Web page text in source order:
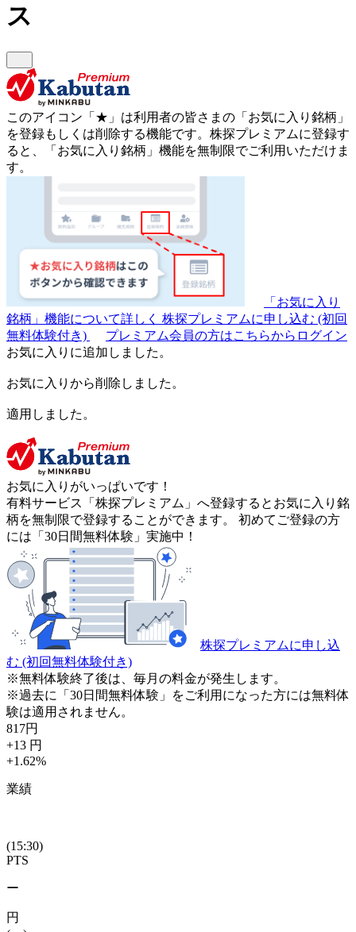
ス
このアイコン 「★」 は利用者の皆さまの 「お気に入り銘柄」
を登録もしくは削除する機能です。 株探プレミアムに登録す
ると、「お気に入り銘柄」機能を無制限でご利用いただけま
す。
「お気に入り
銘柄」機能について詳しく 株探プレミアムに申し込む (初回
無料体験付き)
プレミアム会員の方はこちらからログイン
お気に入りに追加しました。
お気に入りから削除しました。
適用しました。
お気に入りがいっぱいです！
有料サービス「株探プレミアム」へ登録するとお気に入り銘
柄を無制限で登録することができます。 初めてご登録の方
には「30日間無料体験」実施中！
株探プレミアムに申し込
む (初回無料体験付き)
※無料体験終了後は、毎月の料金が発生します。
※過去に「30日間無料体験」をご利用になった方には無料体
験は適用されません。
817円
+13 円
+1.62%
業績
(15:30)
PTS
ー
円